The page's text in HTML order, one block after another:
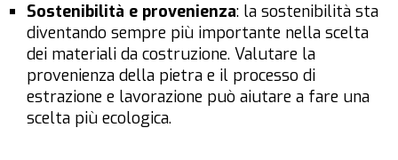
Sostenibilità e provenienza: la sostenibilità sta
diventando sempre più importante nella scelta
dei materiali da costruzione. Valutare la
provenienza della pietra e il processo di
estrazione e lavorazione può aiutare a fare una
scelta più ecologica.